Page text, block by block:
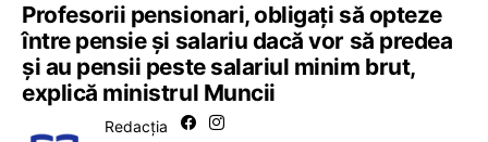
Profesorii pensionari, obligaţi să opteze
între pensie şi salariu dacă vor să predea
şi au pensii peste salariul minim brut,
explică ministrul Muncii
Redacția